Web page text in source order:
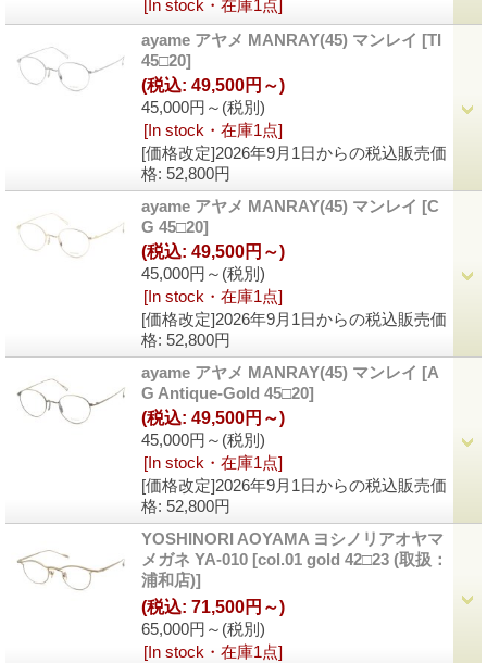
[In stock・在庫1点]
ayame アヤメ MANRAY(45) マンレイ [TI
45□20]
45,000円～ (税別)
(税込: 49,500円～)
[In stock・在庫1点]
[価格改定]2026年9月1日からの税込販売価
格: 52,800円
ayame アヤメ MANRAY(45) マンレイ [C
G 45□20]
45,000円～ (税別)
(税込: 49,500円～)
[In stock・在庫1点]
[価格改定]2026年9月1日からの税込販売価
格: 52,800円
ayame アヤメ MANRAY(45) マンレイ [A
G Antique-Gold 45□20]
45,000円～ (税別)
(税込: 49,500円～)
[In stock・在庫1点]
[価格改定]2026年9月1日からの税込販売価
格: 52,800円
YOSHINORI AOYAMA ヨシノリアオヤマ
メガネ YA-010 [col.01 gold 42□23 (取扱：
浦和店)]
65,000円～ (税別)
(税込: 71,500円～)
[In stock・在庫1点]